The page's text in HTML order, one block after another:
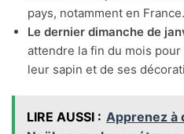
pays, notamment en France.
Le dernier dimanche de
attendre la fin du mois
leur sapin et de ses
LIRE AUSSI : Apprenez à